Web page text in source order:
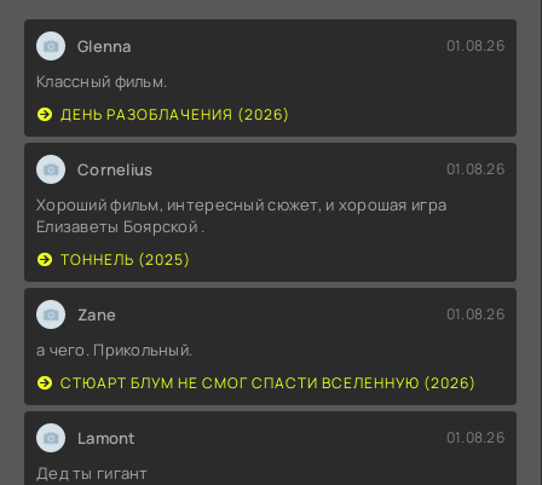
Glenna 01.08.26
Классный фильм.
ДЕНЬ РАЗОБЛАЧЕНИЯ (2026)
Cornelius 01.08.26
Хороший фильм, интересный сюжет, и хорошая игра
Елизаветы Боярской .
ТОННЕЛЬ (2025)
Zane 01.08.26
а чего. Прикольный.
СТЮАРТ БЛУМ НЕ СМОГ СПАСТИ ВСЕЛЕННУЮ (2026)
Lamont 01.08.26
Дед ты гигант